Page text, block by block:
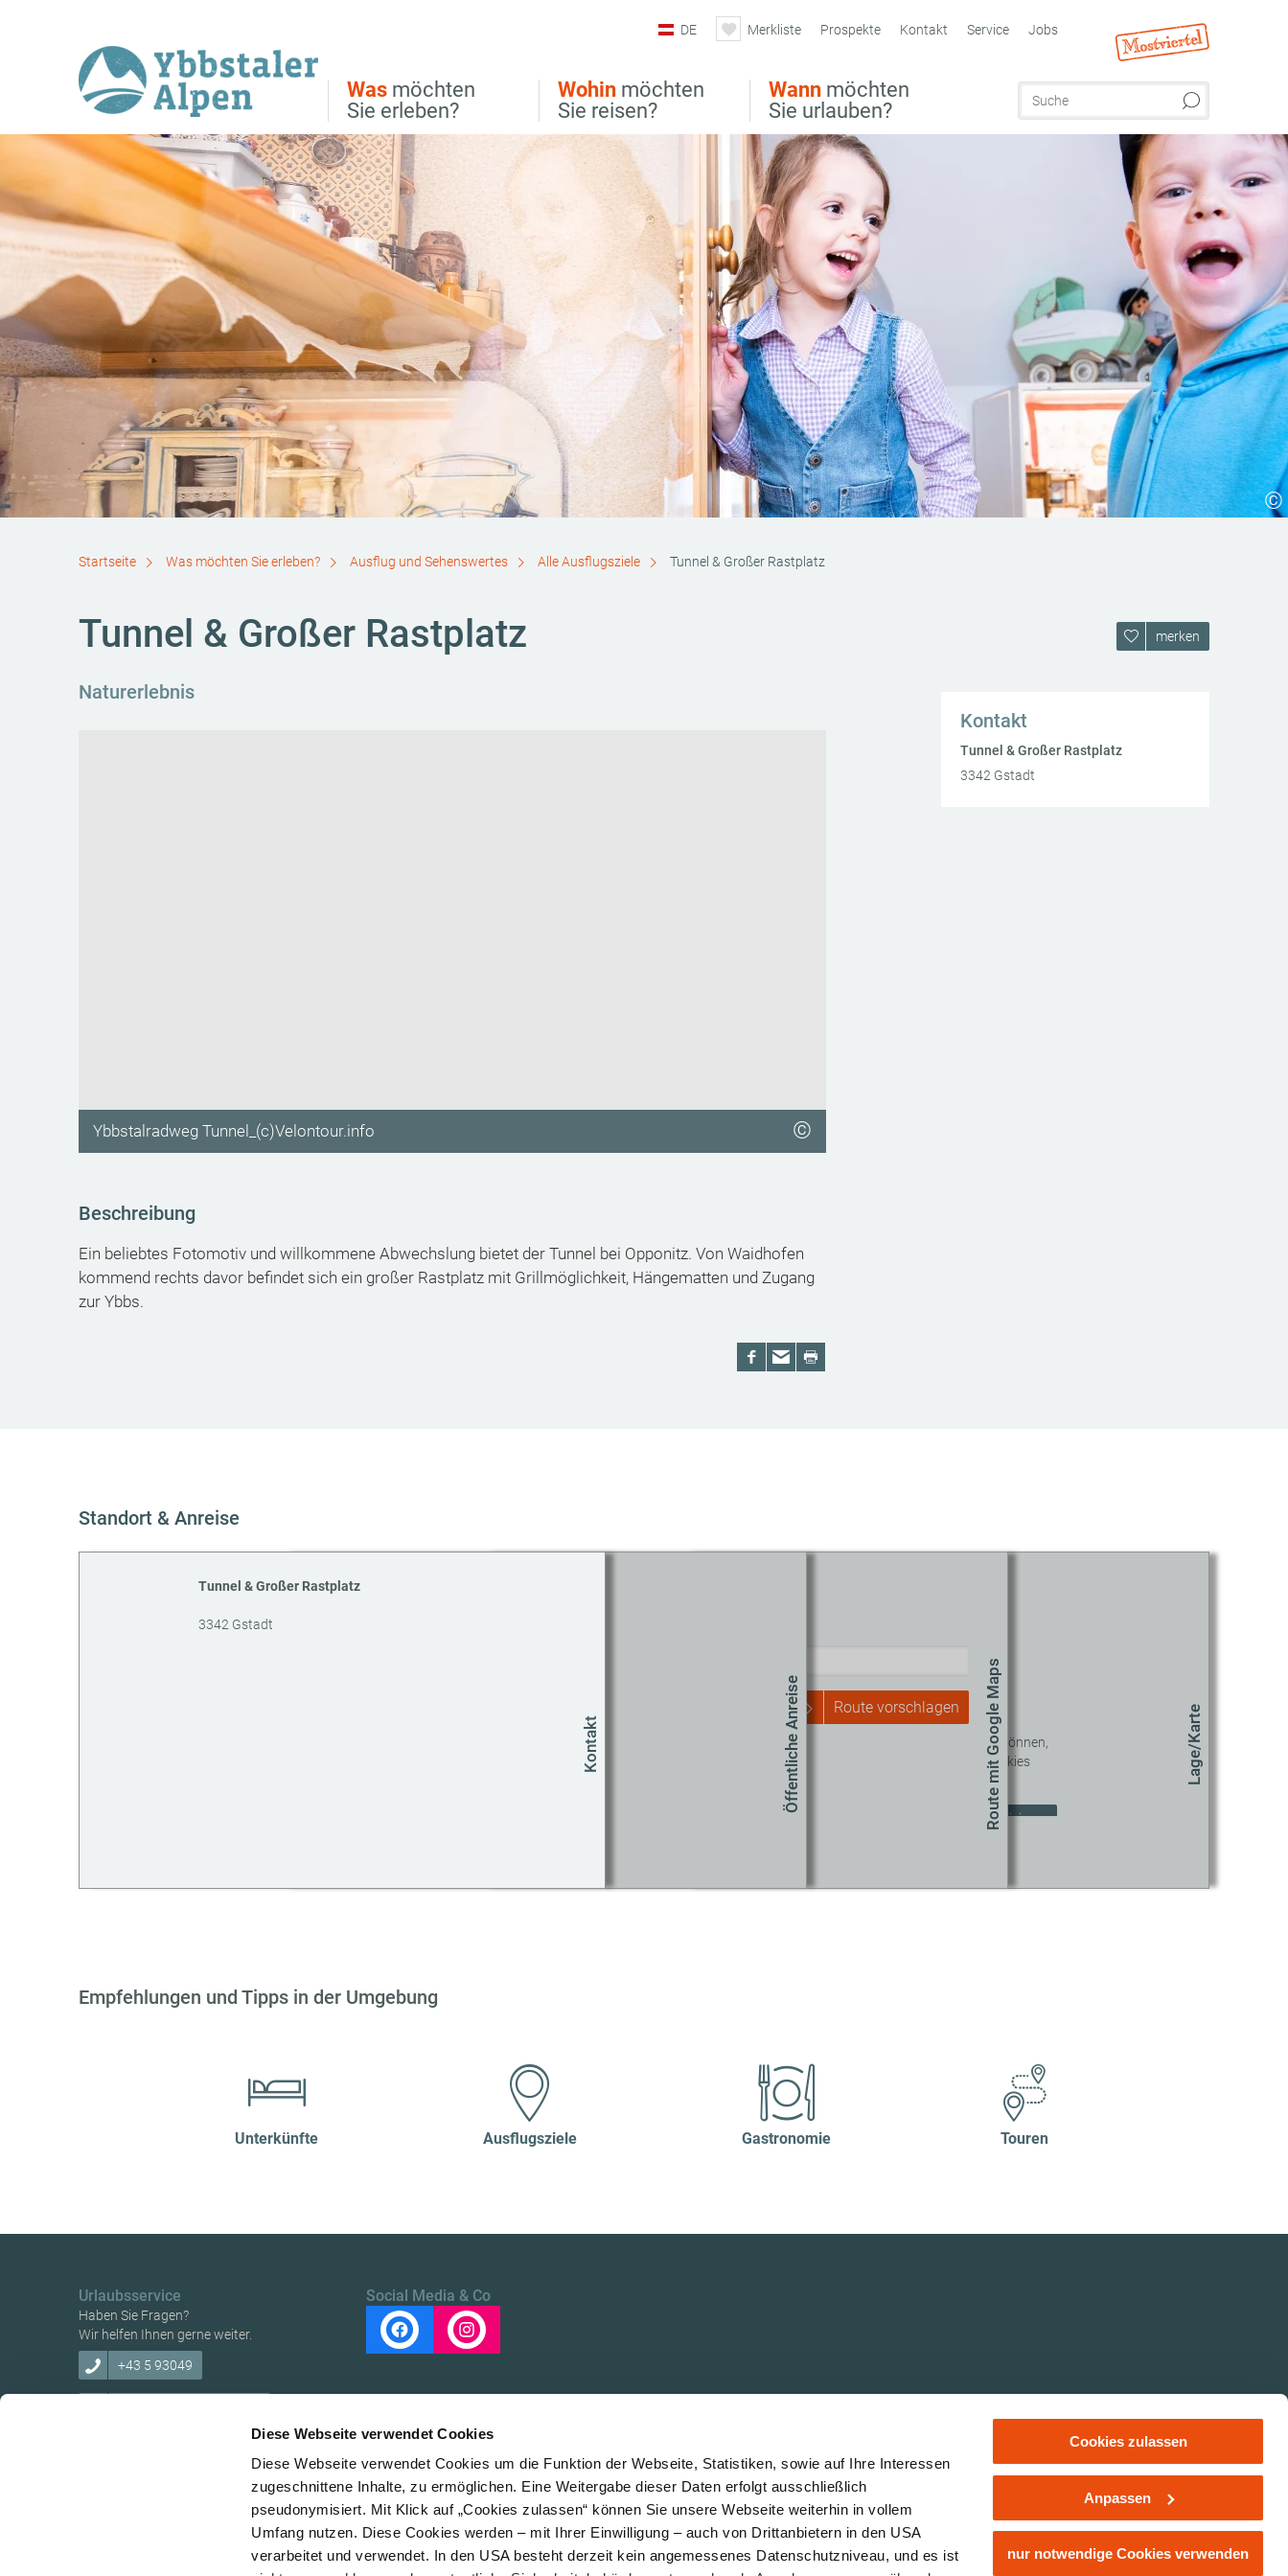
Diese Webseite verwendet Cookies
Diese Webseite verwendet Cookies um die Funktion der Webseite, Statistiken, sowie auf Ihre Interessen
zugeschnittene Inhalte, zu ermöglichen. Eine Weitergabe dieser Daten erfolgt ausschließlich
pseudonymisiert. Mit Klick auf „Cookies zulassen“ können Sie unsere Webseite weiterhin in vollem
Umfang nutzen. Diese Cookies werden – mit Ihrer Einwilligung – auch von Drittanbietern in den USA
verarbeitet und verwendet. In den USA besteht derzeit kein angemessenes Datenschutzniveau, und es ist
Cookies zulassen
Anpassen
nur notwendige Cookies verwenden
Was möchten
Sie erleben?
Wohin möchten
Sie reisen?
Wann möchten
Sie urlauben?
DE Merkliste Prospekte Kontakt Service Jobs
©
Startseite Was möchten Sie erleben? Ausflug und Sehenswertes Alle Ausflugsziele Tunnel & Großer Rastplatz
Tunnel & Großer Rastplatz
Naturerlebnis
merken
Ybbstalradweg Tunnel_(c)Velontour.info ©
Beschreibung
Ein beliebtes Fotomotiv und willkommene Abwechslung bietet der Tunnel bei Opponitz. Von Waidhofen
kommend rechts davor befindet sich ein großer Rastplatz mit Grillmöglichkeit, Hängematten und Zugang
zur Ybbs.
Kontakt
Tunnel & Großer Rastplatz
3342 Gstadt
Standort & Anreise
Kontakt
Tunnel & Großer Rastplatz
3342 Gstadt
Öffentliche Anreise Route mit Google Maps
Route vorschlagen Lage/Karte
Um diesen Inhalt sehen zu können,
müssen Sie unseren Cookies
Cookie-Einstellungen aktualisieren
Empfehlungen und Tipps in der Umgebung
Unterkünfte Ausflugsziele Gastronomie Touren
Urlaubsservice
Haben Sie Fragen?
Wir helfen Ihnen gerne weiter.
+43 5 93049
Social Media & Co
Copyright © Verein Ybbstaler Alpen Impressum Datenschutz Jobs